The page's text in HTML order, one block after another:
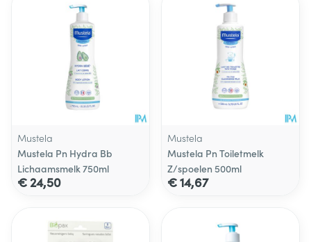
Mustela
Mustela Pn Hydra Bb
Lichaamsmelk 750ml
€ 24,50
Mustela
Mustela Pn Toiletmelk
Z/spoelen 500ml
€ 14,67